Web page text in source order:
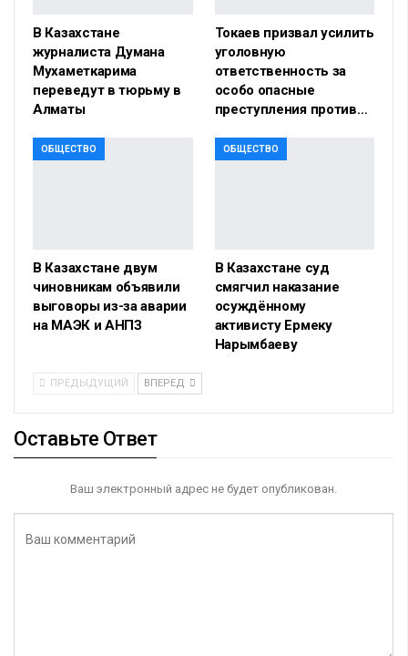
В Казахстане
журналиста Думана
Мухаметкарима
переведут в тюрьму в
Алматы
Токаев призвал усилить
уголовную
ответственность за
особо опасные
преступления против…
ОБЩЕСТВО
В Казахстане двум
чиновникам объявили
выговоры из-за аварии
на МАЭК и АНПЗ
ОБЩЕСТВО
В Казахстане суд
смягчил наказание
осуждённому
активисту Ермеку
Нарымбаеву
ПРЕДЫДУЩИЙ ВПЕРЕД
Оставьте Ответ
Ваш электронный адрес не будет опубликован.